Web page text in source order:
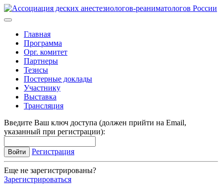
Главная
Программа
Орг. комитет
Партнеры
Тезисы
Постерные доклады
Участнику
Выставка
Трансляция
Введите Ваш ключ доступа (должен прийти на Email,
указанный при регистрации):
Регистрация
Еще не зарегистрированы?
Зарегистрироваться